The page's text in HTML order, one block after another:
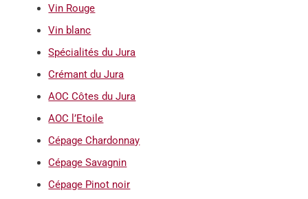
Vin Rouge
Vin blanc
Spécialités du Jura
Crémant du Jura
AOC Côtes du Jura
AOC l’Etoile
Cépage Chardonnay
Cépage Savagnin
Cépage Pinot noir